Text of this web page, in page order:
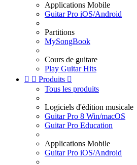
Applications Mobile
Guitar Pro iOS/Android
Partitions
MySongBook
Cours de guitare
Play Guitar Hits
  Produits 
Tous les produits
Logiciels d'édition musicale
Guitar Pro 8 Win/macOS
Guitar Pro Education
Applications Mobile
Guitar Pro iOS/Android